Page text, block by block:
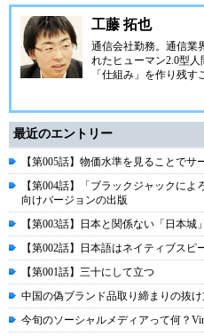
工藤 拓也
通信会社勤務。通信業
れたヒューマン2.0型
「仕組み」を作り残す
最近のエントリー
【第005話】物価水準を見ることでサ
【第004話】「ブラックジャックに
向けバージョンの出版
【第003話】日本と関係ない「日本
【第002話】日本語はネイティブスピ
【第001話】三十にして立つ
中国の偽ブランド品取り締まりの抜け
今旬のソーシャルメディアって何？